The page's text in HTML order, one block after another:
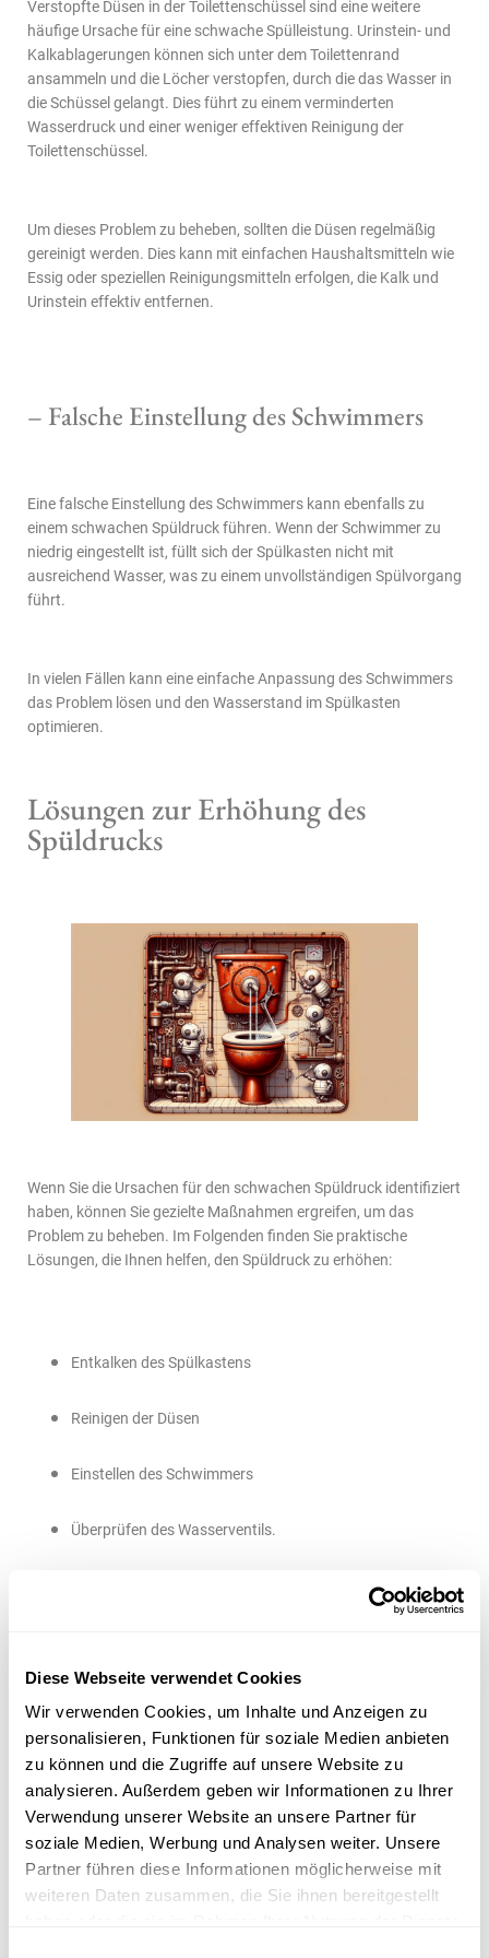
Diese Webseite verwendet Cookies
Wir verwenden Cookies, um Inhalte und Anzeigen zu
personalisieren, Funktionen für soziale Medien anbieten
zu können und die Zugriffe auf unsere Website zu
analysieren. Außerdem geben wir Informationen zu Ihrer
Verwendung unserer Website an unsere Partner für
soziale Medien, Werbung und Analysen weiter. Unsere
Partner führen diese Informationen möglicherweise mit
weiteren Daten zusammen, die Sie ihnen bereitgestellt
Verstopfte Düsen in der Toilettenschüssel sind eine weitere
häufige Ursache für eine schwache Spülleistung. Urinstein- und
Kalkablagerungen können sich unter dem Toilettenrand
ansammeln und die Löcher verstopfen, durch die das Wasser in
die Schüssel gelangt. Dies führt zu einem verminderten
Wasserdruck und einer weniger effektiven Reinigung der
Toilettenschüssel.
Um dieses Problem zu beheben, sollten die Düsen regelmäßig
gereinigt werden. Dies kann mit einfachen Haushaltsmitteln wie
Essig oder speziellen Reinigungsmitteln erfolgen, die Kalk und
Urinstein effektiv entfernen.
– Falsche Einstellung des Schwimmers
Eine falsche Einstellung des Schwimmers kann ebenfalls zu
einem schwachen Spüldruck führen. Wenn der Schwimmer zu
niedrig eingestellt ist, füllt sich der Spülkasten nicht mit
ausreichend Wasser, was zu einem unvollständigen Spülvorgang
führt.
In vielen Fällen kann eine einfache Anpassung des Schwimmers
das Problem lösen und den Wasserstand im Spülkasten
optimieren.
Lösungen zur Erhöhung des
Spüldrucks
Wenn Sie die Ursachen für den schwachen Spüldruck identifiziert
haben, können Sie gezielte Maßnahmen ergreifen, um das
Problem zu beheben. Im Folgenden finden Sie praktische
Lösungen, die Ihnen helfen, den Spüldruck zu erhöhen:
Entkalken des Spülkastens
Reinigen der Düsen
Einstellen des Schwimmers
Überprüfen des Wasserventils.
1. Spülkasten entkalken
Das Entkalken des Spülkastens ist eine der effektivsten
Maßnahmen, um den Spüldruck zu erhöhen. Verwenden Sie
dazu Essigessenz, die aufgrund ihres hohen Säuregehalts
besonders wirksam bei der Entfernung von Kalkablagerungen
ist. Zitronensäure ist eine umweltfreundliche Alternative, die in
flüssiger Form oder als Pulver verwendet werden kann.